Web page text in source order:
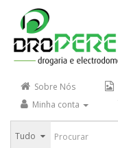
Sobre Nós
Minha conta
Tudo